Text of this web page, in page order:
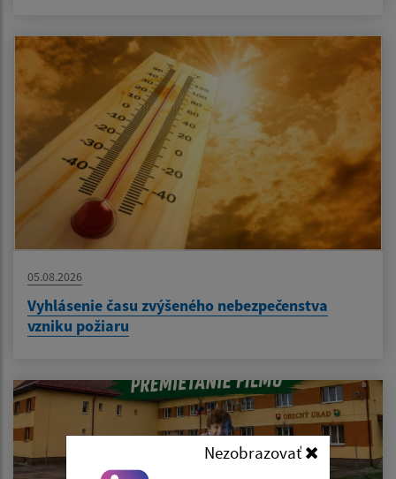
Nezobrazovať
05.08.2026
Vyhlásenie času zvýšeného nebezpečenstva
vzniku požiaru